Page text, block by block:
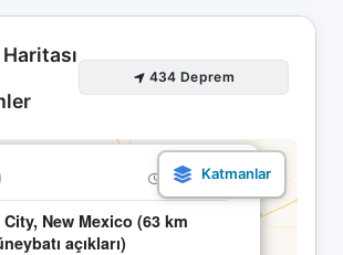
434 Deprem
25.04 03:14
New Mexico (63 km
açıkları)
×